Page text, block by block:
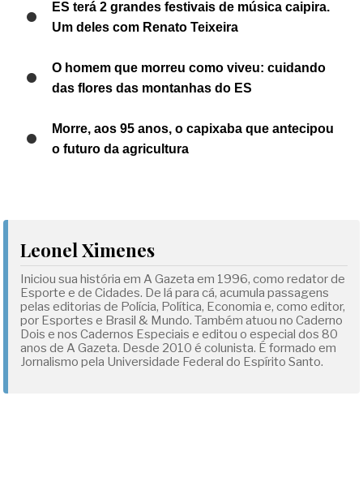
ES terá 2 grandes festivais de música caipira.
Um deles com Renato Teixeira
O homem que morreu como viveu: cuidando
das flores das montanhas do ES
Morre, aos 95 anos, o capixaba que antecipou
o futuro da agricultura
Leonel Ximenes
Iniciou sua história em A Gazeta em 1996, como redator de
Esporte e de Cidades. De lá para cá, acumula passagens
pelas editorias de Polícia, Política, Economia e, como editor,
por Esportes e Brasil & Mundo. Também atuou no Caderno
Dois e nos Cadernos Especiais e editou o especial dos 80
anos de A Gazeta. Desde 2010 é colunista. É formado em
Jornalismo pela Universidade Federal do Espírito Santo.